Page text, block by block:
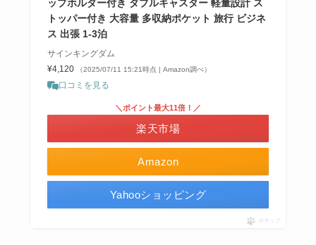
ップホルダー付き ダブルキャスター 軽量設計 ス
トッパー付き 大容量 多収納ポケット 旅行 ビジネ
ス 出張 1-3泊
サインキングダム
¥4,120
（2025/07/11 15:21時点 | Amazon調べ）
口コミを見る
Amazon
＼ポイント最大11倍！／
楽天市場
Yahooショッピング
ポチップ